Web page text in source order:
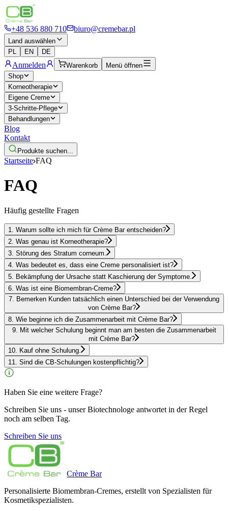
+48 536 880 710 biuro@cremebar.pl
Land auswählen
PL
EN DE
Anmelden Warenkorb
Menü öffnen
Shop
Korneotherapie
Eigene Creme
3-Schritte-Pflege
Behandlungen
Blog
Kontakt
Produkte suchen...
Startseite FAQ
FAQ
Häufig gestellte Fragen
1
Warum sollte ich mich für Crème Bar entscheiden?
2 Was genau ist Korneotherapie?
3 Störung des Stratum corneum.
4 Was bedeutet es, dass eine Creme personalisiert ist?
5
Bekämpfung der Ursache statt Kaschierung der Symptome.
6 Was ist eine Biomembran-Creme?
7
Bemerken Kunden tatsächlich einen Unterschied bei der Verwendung
von Crème Bar?
8 Wie beginne ich die Zusammenarbeit mit Crème Bar?
9.
Mit welcher Schulung beginnt man am besten die Zusammenarbeit
mit Crème Bar?
10
Kauf ohne Schulung.
11
Sind die CB-Schulungen kostenpflichtig?
Haben Sie eine weitere Frage?
Schreiben Sie uns - unser Biotechnologe antwortet in der Regel
noch am selben Tag.
Schreiben Sie uns
Crème Bar
Personalisierte Biomembran-Cremes, erstellt von Spezialisten für
Kosmetikspezialisten.